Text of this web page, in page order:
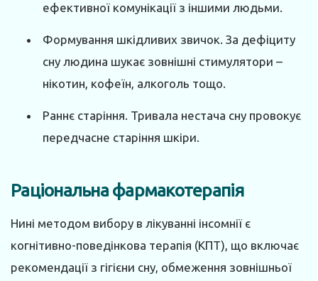
ефективної комунікації з іншими людьми.
Формування шкідливих звичок. За дефіциту
сну людина шукає зовнішні стимулятори –
нікотин, кофеїн, алкоголь тощо.
Раннє старіння. Тривала нестача сну провокує
передчасне старіння шкіри.
Раціональна фармакотерапія
Нині методом вибору в лікуванні інсомнії є
когнітивно-поведінкова терапія (КПТ), що включає
рекомендації з гігієни сну, обмеження зовнішньої